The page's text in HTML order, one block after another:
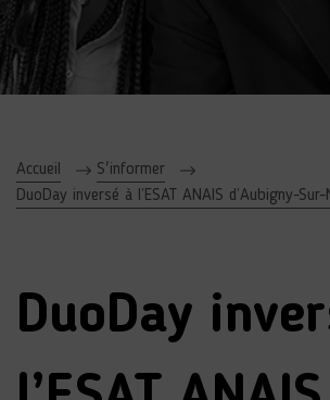
Accueil
S'informer
DuoDay inversé à l’ESAT ANAIS d’Aubigny-Sur-
DuoDay